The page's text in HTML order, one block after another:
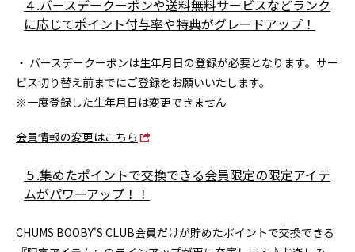
４.バースデークーポンや送料無料サービスなどランク
に応じてポイント付与率や特典がグレードアップ！
・ バースデークーポンは生年月日の登録が必要となります。サー
ビス切り替え前までにご登録をお願いいたします。
※一度登録した生年月日は変更できません
会員情報の変更はこちら
５.集めたポイントで交換できる会員限定の限定アイテ
ムがパワーアップ！！
CHUMS BOOBY'S CLUB会員だけが貯めたポイントで交換できる